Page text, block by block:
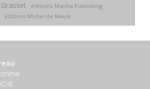
éditions Macha Publishing
éditions Michel de Maule